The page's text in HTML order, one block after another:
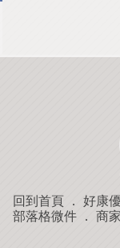
回到首頁 ． 好康
部落格微件． 商